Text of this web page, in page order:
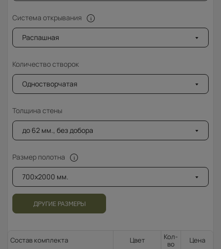
Система открывания
Распашная
Количество створок
Одностворчатая
Толщина стены
до 62 мм., без добора
Размер полотна
700x2000 мм.
ДРУГИЕ РАЗМЕРЫ
Состав комплекта Цвет
Кол-
во
Цена